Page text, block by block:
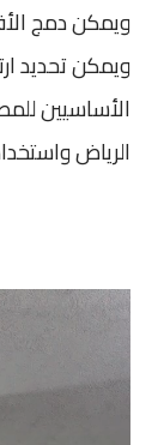
ويمكن دمج
ويمكن تحديد
الأساسيين
الرياض
م